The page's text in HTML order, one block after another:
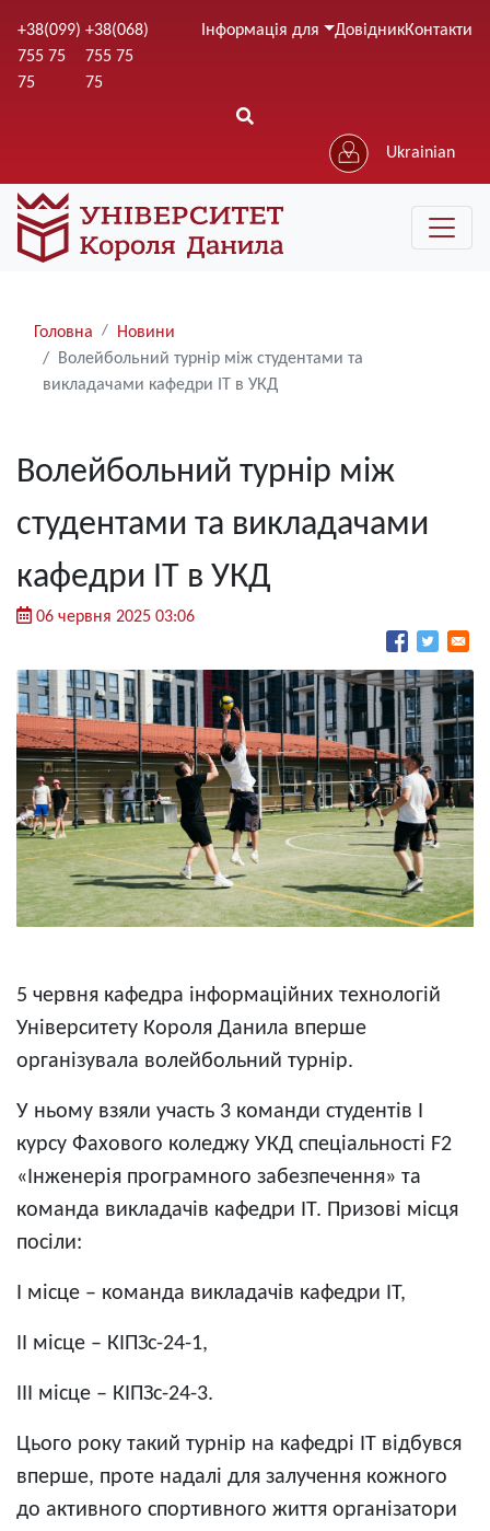
до
+38(099)
755 75
75
+38(068)
755 75
75
Інформація для ДовідникКонтакти
Ukrainian
Рядки
навіґації
Головна
Новини
Волейбольний турнір між студентами та
викладачами кафедри ІТ в УКД
Волейбольний турнір між
студентами та викладачами
кафедри ІТ в УКД
06 червня 2025 03:06
5 червня кафедра інформаційних технологій
Університету Короля Данила вперше
організувала волейбольний турнір.
У ньому взяли участь 3 команди студентів І
курсу Фахового коледжу УКД спеціальності F2
«Інженерія програмного забезпечення» та
команда викладачів кафедри ІТ. Призові місця
посіли:
І місце – команда викладачів кафедри ІТ,
ІІ місце – КІПЗс-24-1,
ІІІ місце – КІПЗс-24-3.
Цього року такий турнір на кафедрі ІТ відбувся
вперше, проте надалі для залучення кожного
до активного спортивного життя організатори